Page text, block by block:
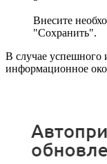
Внесите
"Сохранить".
В случае успешного
информационное